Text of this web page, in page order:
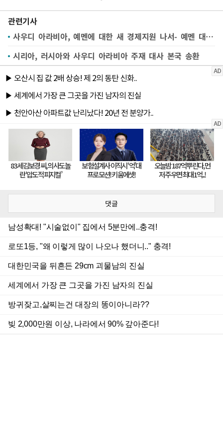
관련기사
사우디 아라비아, 예멘에 대한 새 경제지원 나서- 예멘 대통령위 발표
시리아, 러시아와 사우디 아라비아 주재 대사 본국 송환
댓글